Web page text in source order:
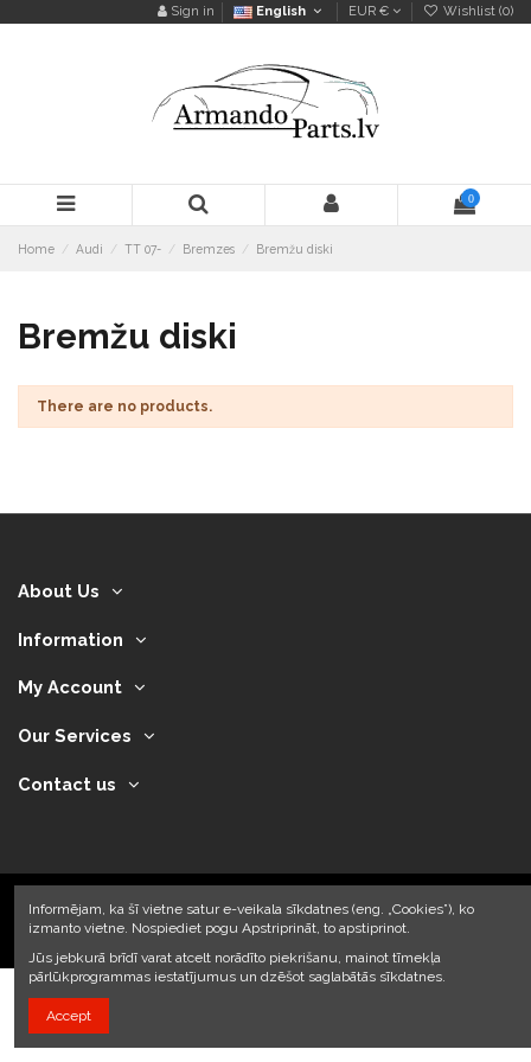
Sign in English EUR € Wishlist (0)
0
Home Audi TT 07- Bremzes Bremžu diski
Bremžu diski
There are no products.
About Us
Information
My Account
Our Services
Contact us
2024 © Armando Auto SIA
Informējam, ka šī vietne satur e-veikala sīkdatnes (eng. „Cookies”), ko
izmanto vietne. Nospiediet pogu Apstriprināt, to apstiprinot.
Jūs jebkurā brīdī varat atcelt norādīto piekrišanu, mainot tīmekļa
pārlūkprogrammas iestatījumus un dzēšot saglabātās sīkdatnes.
Accept